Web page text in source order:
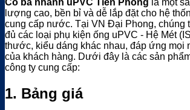
Co ba nhánh uPVC Tiền Phong là một
lượng cao, bền bỉ và dễ lắp đặt cho hệ
cung cấp nước. Tại VN Đại Phong, chúng
đủ các loại phụ kiện ống uPVC - Hệ Mét
thước, kiểu dáng khác nhau, đáp ứng mọi
của khách hàng. Dưới đây là các sản
công ty cung cấp:
1. Bảng giá